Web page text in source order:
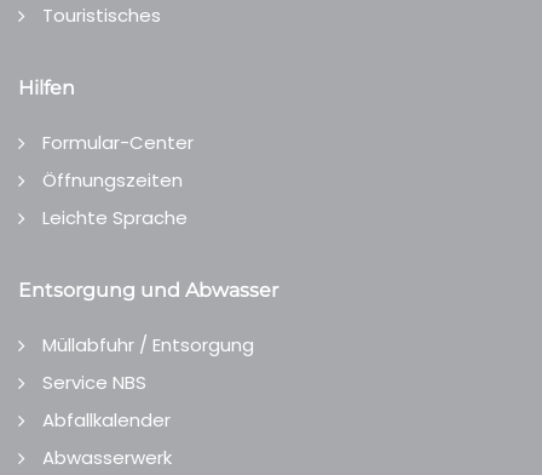
Touristisches
Hilfen
Formular-Center
Öffnungszeiten
Leichte Sprache
Entsorgung und Abwasser
Müllabfuhr / Entsorgung
Service NBS
Abfallkalender
Abwasserwerk